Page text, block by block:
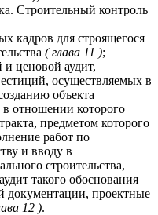
Строительный контроль
кадров для строящегося
( глава 11 );
ценовой аудит,
осуществляемых в
объекта
в отношении которого
предметом которого
работ по
и вводу в
строительства,
такого обоснования
документации, проектные
12 ).